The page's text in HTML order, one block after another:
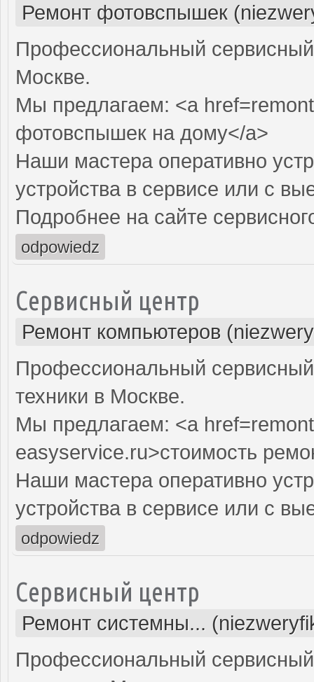
Ремонт фотовспышек
Профессиональный
Москве.
Мы предлагаем: <a
фотовспышек на дому</a>
Наши мастера оперативно
устройства в сервисе или с
Подробнее на сайте
odpowiedz
Сервисный центр
Ремонт компьютеров
Профессиональный
техники в Москве.
Мы предлагаем: <a
easyservice.ru>стоимость
Наши мастера оперативно
устройства в сервисе или с
odpowiedz
Сервисный центр
Ремонт системны...
Профессиональный